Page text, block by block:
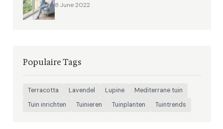
8 June 2022
Populaire Tags
Terracotta Lavendel Lupine
Mediterrane tuin
Tuin inrichten
Tuinieren Tuinplanten Tuintrends